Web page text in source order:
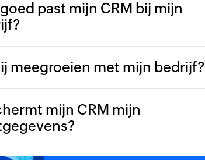
past mijn CRM bij mijn
meegroeien met mijn bedrijf?
mijn CRM mijn